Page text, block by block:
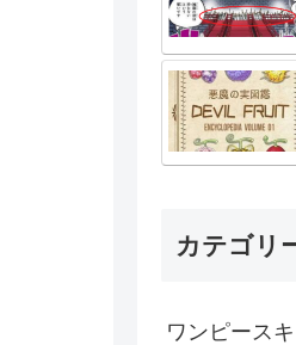
カテゴリ
ワンピース